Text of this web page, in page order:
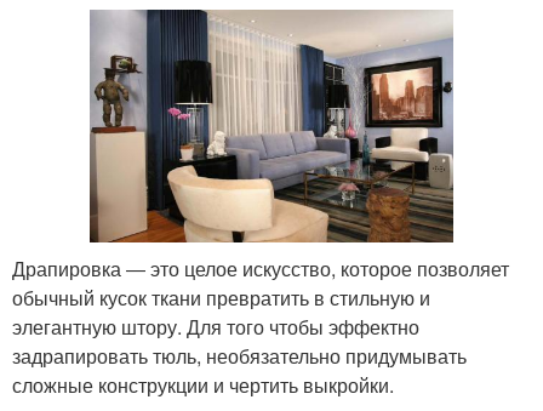
Тюль с принтом Тюль на окна
Тюль на кухне Короткий тюль
Модные шторы Тюль в спальню
Драпировка ― это целое искусство, которое позволяет
обычный кусок ткани превратить в стильную и
элегантную штору. Для того чтобы эффектно
задрапировать тюль, необязательно придумывать
сложные конструкции и чертить выкройки.